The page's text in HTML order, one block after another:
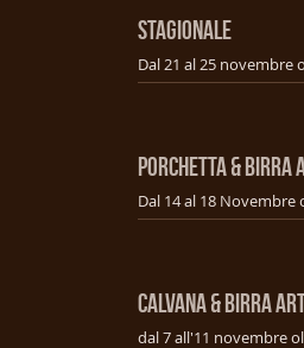
STAGIONALE
PORCHETTA & BIRRA
CALVANA & BIRRA